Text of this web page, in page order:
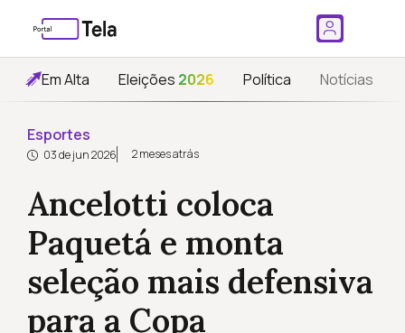
Em Alta Eleições 2026 Política Notícias
Esportes
03 de jun 2026 2 meses atrás
Ancelotti coloca
Paquetá e monta
seleção mais defensiva
para a Copa